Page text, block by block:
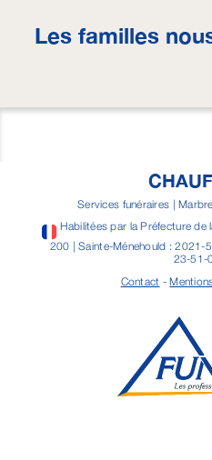
Les familles
Services funéraires |
Habilitées par la Préfecture
200 | Sainte-Ménehould : 2021-
23-51-
Contact -